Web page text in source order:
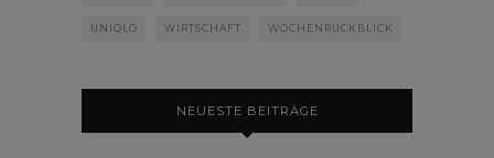
UNIQLO WIRTSCHAFT WOCHENRÜCKBLICK
NEUESTE BEITRÄGE